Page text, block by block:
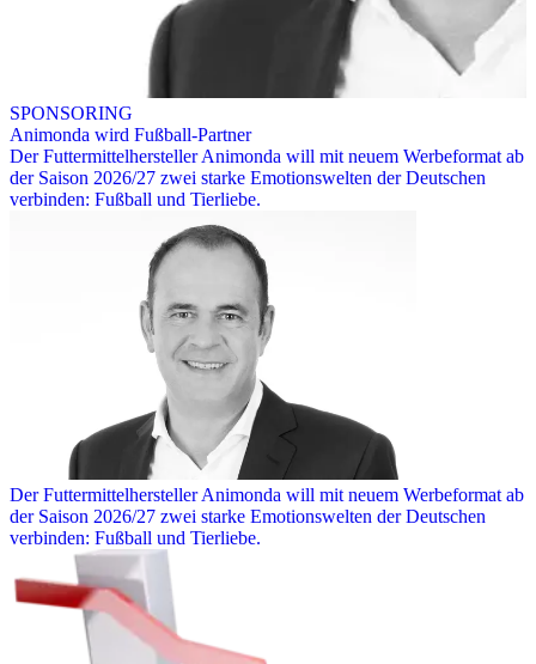
SPONSORING
Animonda wird Fußball-Partner
Der Futtermittelhersteller Animonda will mit neuem Werbeformat ab
der Saison 2026/27 zwei starke Emotionswelten der Deutschen
verbinden: Fußball und Tierliebe.
Der Futtermittelhersteller Animonda will mit neuem Werbeformat ab
der Saison 2026/27 zwei starke Emotionswelten der Deutschen
verbinden: Fußball und Tierliebe.